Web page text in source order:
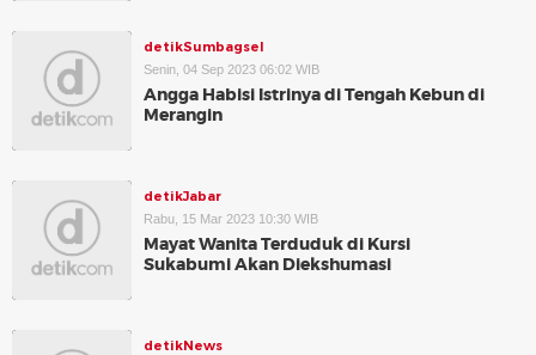
detikSumbagsel
Senin, 04 Sep 2023 06:02 WIB
Angga Habisi Istrinya di Tengah Kebun di
Merangin
detikJabar
Rabu, 15 Mar 2023 10:30 WIB
Mayat Wanita Terduduk di Kursi
Sukabumi Akan Diekshumasi
detikNews